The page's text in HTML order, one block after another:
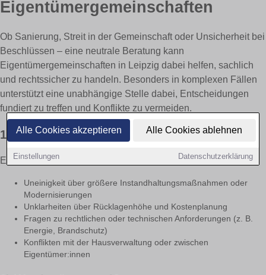
Alle Cookies akzeptieren Alle Cookies ablehnen
Einstellungen Datenschutzerklärung
Eigentümergemeinschaften
Ob Sanierung, Streit in der Gemeinschaft oder Unsicherheit bei
Beschlüssen – eine neutrale Beratung kann
Eigentümergemeinschaften in Leipzig dabei helfen, sachlich
und rechtssicher zu handeln. Besonders in komplexen Fällen
unterstützt eine unabhängige Stelle dabei, Entscheidungen
fundiert zu treffen und Konflikte zu vermeiden.
1) Wann sich Beratung lohnt
Eine neutrale WEG-Beratung ist hilfreich bei:
Uneinigkeit über größere Instandhaltungsmaßnahmen oder
Modernisierungen
Unklarheiten über Rücklagenhöhe und Kostenplanung
Fragen zu rechtlichen oder technischen Anforderungen (z. B.
Energie, Brandschutz)
Konflikten mit der Hausverwaltung oder zwischen
Eigentümer:innen